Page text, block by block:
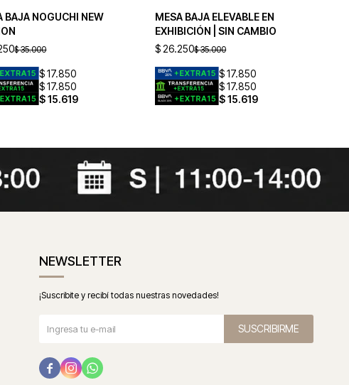
BAJA NOGUCHI NEW
$ 35.000
$17.850
$17.850
$15.619
MESA BAJA ELEVABLE EN
EXHIBICIÓN | SIN CAMBIO
$ 26.250$ 35.000
$17.850
$17.850
$15.619
NEWSLETTER
¡Suscribite y recibí todas nuestras novedades!
SUSCRIBIRME
  